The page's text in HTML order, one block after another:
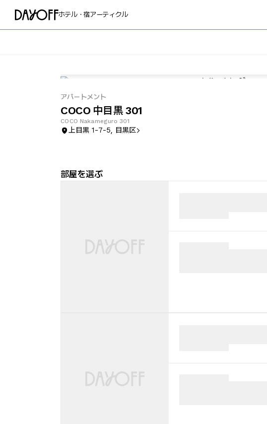
ホテル・宿アーティクル
アパートメント
COCO 中目黒 301
COCO Nakameguro 301
上目黒 1-7-5, 目黒区
部屋を選ぶ